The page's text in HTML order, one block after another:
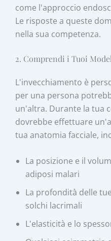
come l'approccio
Le risposte a queste
nella sua competenza.
2. Comprendi i Tuoi
L'invecchiamento è
per una persona
un'altra. Durante la tua
dovrebbe effettuare
tua anatomia facciale,
La posizione e il
adiposi malari
La profondità delle
solchi lacrimali
L'elasticità e lo